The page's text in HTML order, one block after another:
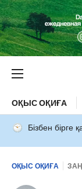
ОҚЫС ОҚИҒА
Бізбен бірге
ОҚЫС ОҚИҒА